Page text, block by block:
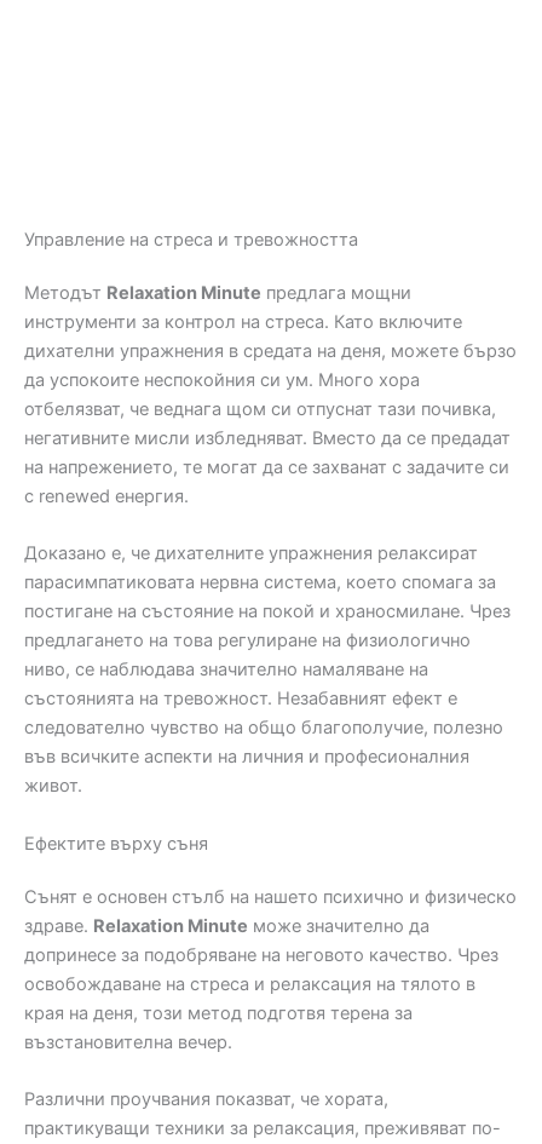
Управление на стреса и тревожността
Методът Relaxation Minute предлага мощни
инструменти за контрол на стреса. Като включите
дихателни упражнения в средата на деня, можете бързо
да успокоите неспокойния си ум. Много хора
отбелязват, че веднага щом си отпуснат тази почивка,
негативните мисли избледняват. Вместо да се предадат
на напрежението, те могат да се захванат с задачите си
с renewed енергия.
Доказано е, че дихателните упражнения релаксират
парасимпатиковата нервна система, което спомага за
постигане на състояние на покой и храносмилане. Чрез
предлагането на това регулиране на физиологично
ниво, се наблюдава значително намаляване на
състоянията на тревожност. Незабавният ефект е
следователно чувство на общо благополучие, полезно
във всичките аспекти на личния и професионалния
живот.
Ефектите върху съня
Сънят е основен стълб на нашето психично и физическо
здраве. Relaxation Minute може значително да
допринесе за подобряване на неговото качество. Чрез
освобождаване на стреса и релаксация на тялото в
края на деня, този метод подготвя терена за
възстановителна вечер.
Различни проучвания показват, че хората,
практикуващи техники за релаксация, преживяват по-